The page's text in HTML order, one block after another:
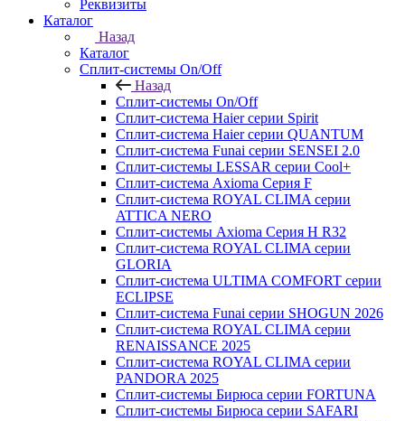
Реквизиты
Каталог
Назад
Каталог
Сплит-системы On/Off
Назад
Сплит-системы On/Off
Сплит-система Haier серии Spirit
Сплит-система Haier серии QUANTUM
Сплит-система Funai серии SENSEI 2.0
Сплит-системы LESSAR серии Cool+
Сплит-система Axioma Серия F
Сплит-система ROYAL CLIMA серии
ATTICA NERO
Сплит-системы Axioma Серия H R32
Сплит-система ROYAL CLIMA серии
GLORIA
Сплит-система ULTIMA COMFORT серии
ECLIPSE
Сплит-система Funai серии SHOGUN 2026
Сплит-система ROYAL CLIMA серии
RENAISSANCE 2025
Сплит-система ROYAL CLIMA серии
PANDORA 2025
Сплит-системы Бирюса серии FORTUNA
Сплит-системы Бирюса серии SAFARI